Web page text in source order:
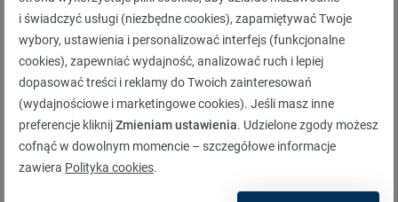
5. Słowiński Park Narodowy – wydmy
nad Morzem Bałtyckim
Słowiński Park Narodowy to miejsce dla
wszystkich, którzy kochają morskie krajobrazy.
Położony nad Morzem Bałtyckim park nazywany
„Pustynią Północy” słynie z monumentalnych
ruchomych wydm – największych w Polsce,
i świadczyć usługi (niezbędne cookies), zapamiętywać Twoje
wybory, ustawienia i personalizować interfejs (funkcjonalne
cookies), zapewniać wydajność, analizować ruch i lepiej
dopasować treści i reklamy do Twoich zainteresowań
(wydajnościowe i marketingowe cookies). Jeśli masz inne
preferencje kliknijZmieniam ustawienia. Udzielone zgody możesz
cofnąć w dowolnym momencie – szczegółowe informacje
zawiera Polityka cookies.